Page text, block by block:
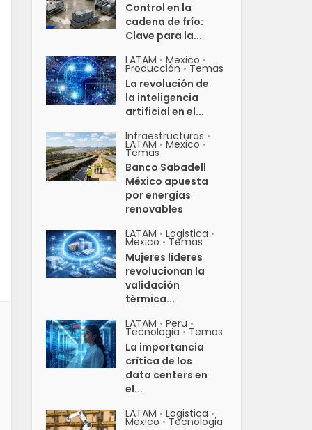
Control en la
cadena de frío:
Clave para la...
LATAM • Mexico •
Producción • Temas
La revolución de
la inteligencia
artificial en el...
Infraestructuras •
LATAM • Mexico •
Temas
Banco Sabadell
México apuesta
por energías
renovables
LATAM • Logistica •
Mexico • Temas
Mujeres líderes
revolucionan la
validación
térmica...
LATAM • Peru •
Tecnologia • Temas
La importancia
crítica de los
data centers en
el...
LATAM • Logistica •
Mexico • Tecnologia